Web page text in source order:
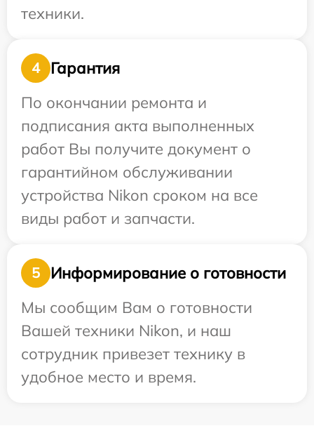
техники.
4
Гарантия
По окончании ремонта и
подписания акта выполненных
работ Вы получите документ о
гарантийном обслуживании
устройства Nikon сроком на все
виды работ и запчасти.
5
Информирование о готовности
Мы сообщим Вам о готовности
Вашей техники Nikon, и наш
сотрудник привезет технику в
удобное место и время.